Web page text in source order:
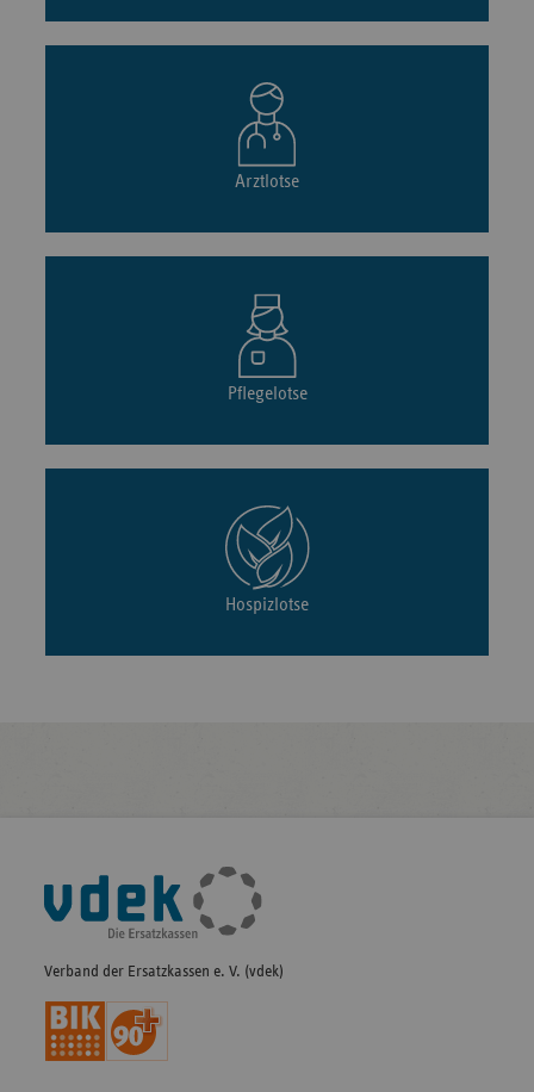
Arztlotse
Pflegelotse
Hospizlotse
Fußleisten-
Navigation
Verband der Ersatzkassen e. V. (vdek)